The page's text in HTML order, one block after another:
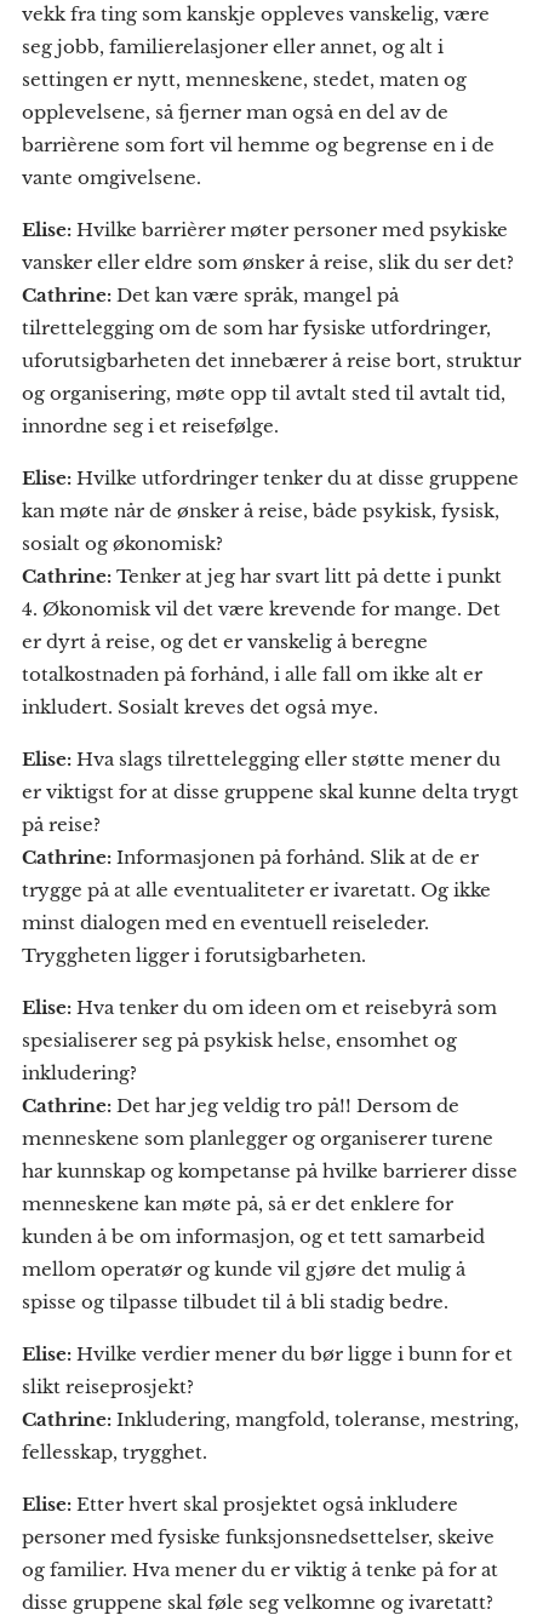
vekk fra ting som kanskje oppleves vanskelig, være
seg jobb, familierelasjoner eller annet, og alt i
settingen er nytt, menneskene, stedet, maten og
opplevelsene, så fjerner man også en del av de
barrièrene som fort vil hemme og begrense en i de
vante omgivelsene.
Elise: Hvilke barrièrer møter personer med psykiske
vansker eller eldre som ønsker å reise, slik du ser det?
Cathrine: Det kan være språk, mangel på
tilrettelegging om de som har fysiske utfordringer,
uforutsigbarheten det innebærer å reise bort, struktur
og organisering, møte opp til avtalt sted til avtalt tid,
innordne seg i et reisefølge.
Elise: Hvilke utfordringer tenker du at disse gruppene
kan møte når de ønsker å reise, både psykisk, fysisk,
sosialt og økonomisk?
Cathrine: Tenker at jeg har svart litt på dette i punkt
4. Økonomisk vil det være krevende for mange. Det
er dyrt å reise, og det er vanskelig å beregne
totalkostnaden på forhånd, i alle fall om ikke alt er
inkludert. Sosialt kreves det også mye.
Elise: Hva slags tilrettelegging eller støtte mener du
er viktigst for at disse gruppene skal kunne delta trygt
på reise?
Cathrine: Informasjonen på forhånd. Slik at de er
trygge på at alle eventualiteter er ivaretatt. Og ikke
minst dialogen med en eventuell reiseleder.
Tryggheten ligger i forutsigbarheten.
Elise: Hva tenker du om ideen om et reisebyrå som
spesialiserer seg på psykisk helse, ensomhet og
inkludering?
Cathrine: Det har jeg veldig tro på!! Dersom de
menneskene som planlegger og organiserer turene
har kunnskap og kompetanse på hvilke barrierer disse
menneskene kan møte på, så er det enklere for
kunden å be om informasjon, og et tett samarbeid
mellom operatør og kunde vil gjøre det mulig å
spisse og tilpasse tilbudet til å bli stadig bedre.
Elise: Hvilke verdier mener du bør ligge i bunn for et
slikt reiseprosjekt?
Cathrine: Inkludering, mangfold, toleranse, mestring,
fellesskap, trygghet.
Elise: Etter hvert skal prosjektet også inkludere
personer med fysiske funksjonsnedsettelser, skeive
og familier. Hva mener du er viktig å tenke på for at
disse gruppene skal føle seg velkomne og ivaretatt?